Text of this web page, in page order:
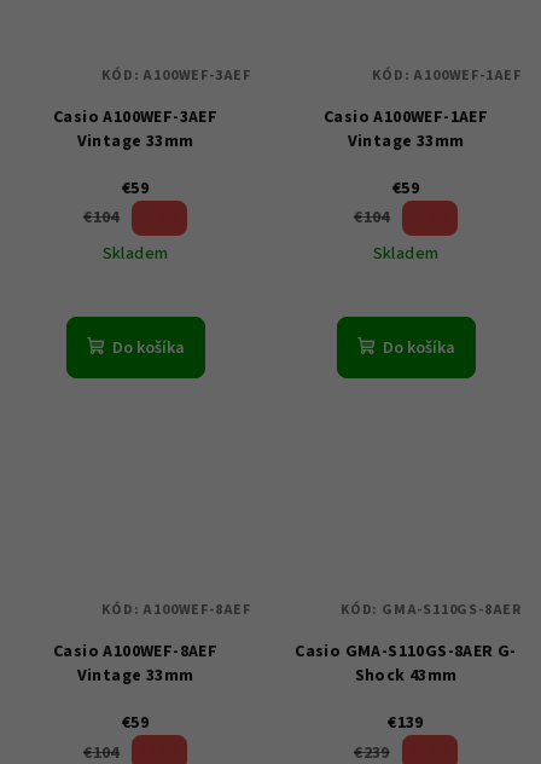
Casio A100WEF-3AEF
Vintage 33mm
€59
€104
Skladem
Do košíka
KÓD:A100WEF-3AEF
Casio A100WEF-1AEF
Vintage 33mm
€59
€104
Skladem
Do košíka
KÓD:A100WEF-1AEF
Casio A100WEF-8AEF
Vintage 33mm
€59
€104
KÓD:A100WEF-8AEF
Casio GMA-S110GS-8AER G-
Shock 43mm
€139
€239
KÓD: GMA-S110GS-8AER